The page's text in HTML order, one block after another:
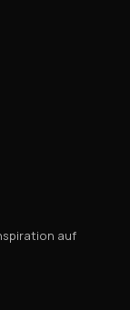
auf